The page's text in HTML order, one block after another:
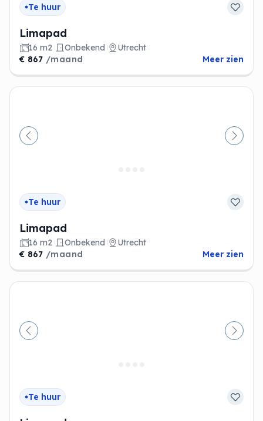
Te huur
Limapad
16 m2 Onbekend
Utrecht
€ 867 /maand Meer zien
Vorige
Te huur
Limapad
16 m2 Onbekend
Utrecht
€ 867 /maand Meer zien
Vorige
Te huur